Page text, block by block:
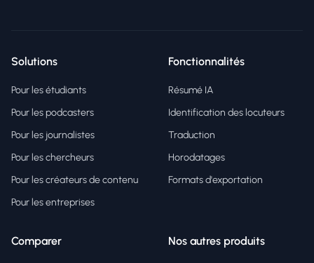
Solutions
Pour les étudiants
Pour les podcasters
Pour les journalistes
Pour les chercheurs
Pour les créateurs de contenu
Pour les entreprises
Fonctionnalités
Résumé IA
Identification des locuteurs
Traduction
Horodatages
Formats d'exportation
Comparer Nos autres produits